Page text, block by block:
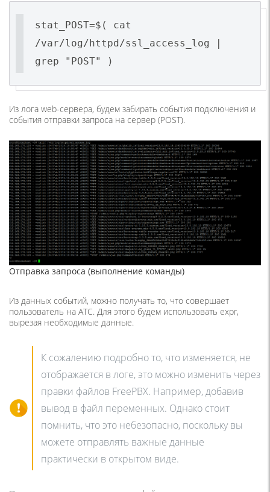
stat_POST=$( cat
/var/log/httpd/ssl_access_log |
grep "POST" )
Из лога web-сервера, будем забирать события подключения и
события отправки запроса на сервер (POST).
Отправка запроса (выполнение команды)
Из данных событий, можно получать то, что совершает
пользователь на АТС. Для этого будем использовать expr,
вырезая необходимые данные.
К сожалению подробно то, что изменяется, не
отображается в логе, это можно изменить через
правки файлов FreePBX. Например, добавив
вывод в файл переменных. Однако стоит
помнить, что это небезопасно, поскольку вы
можете отправлять важные данные
практически в открытом виде.